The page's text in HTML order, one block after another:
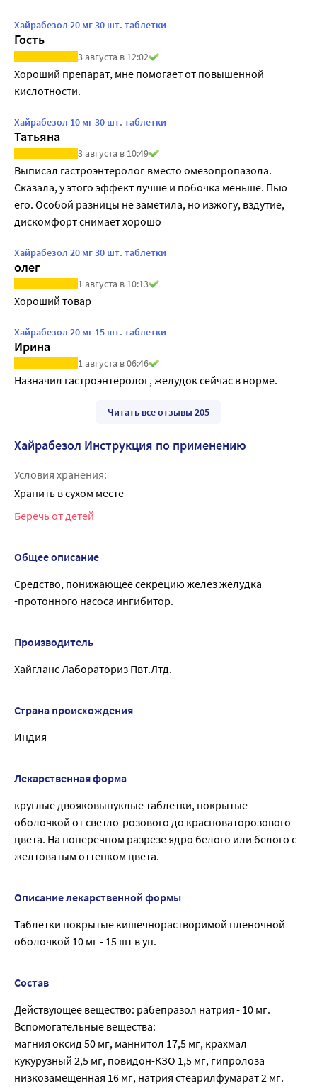
Хайрабезол 20 мг 30 шт. таблетки
Гость
3 августа в 12:02
Хороший препарат, мне помогает от повышенной
кислотности.
Хайрабезол 10 мг 30 шт. таблетки
Татьяна
3 августа в 10:49
Выписал гастроэнтеролог вместо омезопропазола.
Сказала, у этого эффект лучше и побочка меньше. Пью
его. Особой разницы не заметила, но изжогу, вздутие,
дискомфорт снимает хорошо
Хайрабезол 20 мг 30 шт. таблетки
олег
1 августа в 10:13
Хороший товар
Хайрабезол 20 мг 15 шт. таблетки
Ирина
1 августа в 06:46
Назначил гастроэнтеролог, желудок сейчас в норме.
Читать все отзывы 205
Хайрабезол Инструкция по применению
Условия хранения:
Хранить в сухом месте
Беречь от детей
Общее описание
Средство, понижающее секрецию желез желудка
-протонного насоса ингибитор.
Производитель
Хайгланс Лабораториз Пвт.Лтд.
Страна происхождения
Индия
Лекарственная форма
круглые двояковыпуклые таблетки, покрытые
оболочкой от светло-розового до красноваторозового
цвета. На поперечном разрезе ядро белого или белого с
желтоватым оттенком цвета.
Описание лекарственной формы
Таблетки покрытые кишечнорастворимой пленочной
оболочкой 10 мг - 15 шт в уп.
Состав
Действующее вещество: рабепразол натрия - 10 мг.
Вспомогательные вещества:
магния оксид 50 мг, маннитол 17,5 мг, крахмал
кукурузный 2,5 мг, повидон-КЗО 1,5 мг, гипролоза
низкозамещенная 16 мг, натрия стеарилфумарат 2 мг.